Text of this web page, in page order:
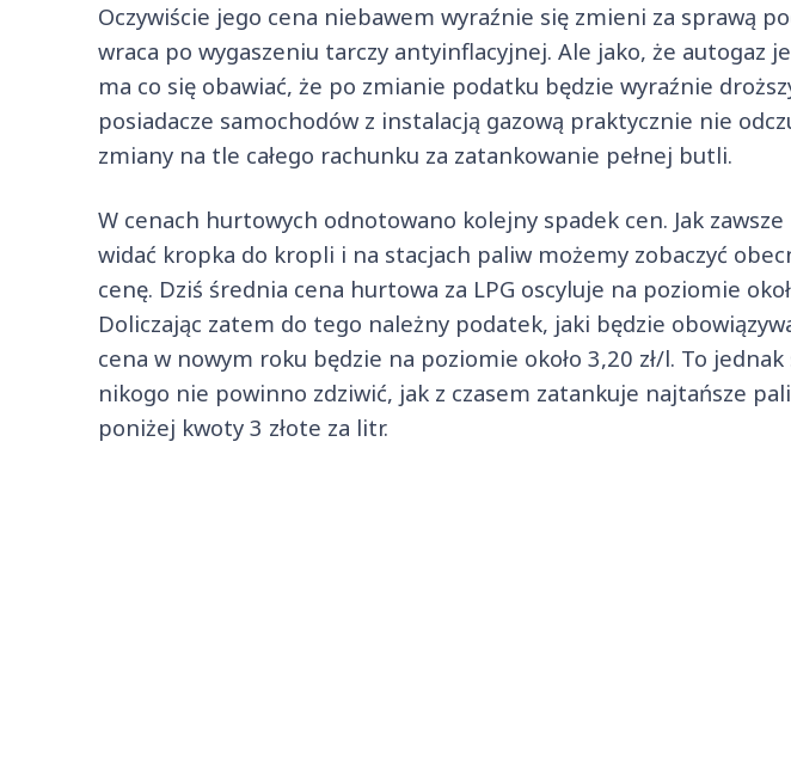
Oczywiście jego cena niebawem wyraźnie się zmieni za sprawą
wraca po wygaszeniu tarczy antyinflacyjnej. Ale jako, że autogaz
ma co się obawiać, że po zmianie podatku będzie wyraźnie
posiadacze samochodów z instalacją gazową praktycznie nie
zmiany na tle całego rachunku za zatankowanie pełnej butli.
W cenach hurtowych odnotowano kolejny spadek cen. Jak
widać kropka do kropli i na stacjach paliw możemy zobaczyć
cenę. Dziś średnia cena hurtowa za LPG oscyluje na poziomie
Doliczając zatem do tego należny podatek, jaki będzie
cena w nowym roku będzie na poziomie około 3,20 zł/l. To
nikogo nie powinno zdziwić, jak z czasem zatankuje najtańsze
poniżej kwoty 3 złote za litr.